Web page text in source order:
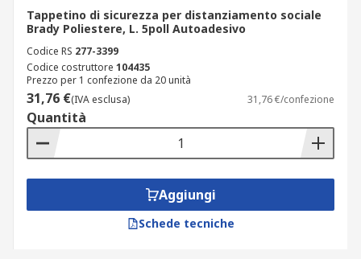
Tappetino di sicurezza per distanziamento sociale
Brady Poliestere, L. 5poll Autoadesivo
Codice RS 277-3399
Codice costruttore 104435
Prezzo per 1 confezione da 20 unità
31,76 €(IVA esclusa) 31,76 €/confezione
Quantità
Aggiungi
Schede tecniche